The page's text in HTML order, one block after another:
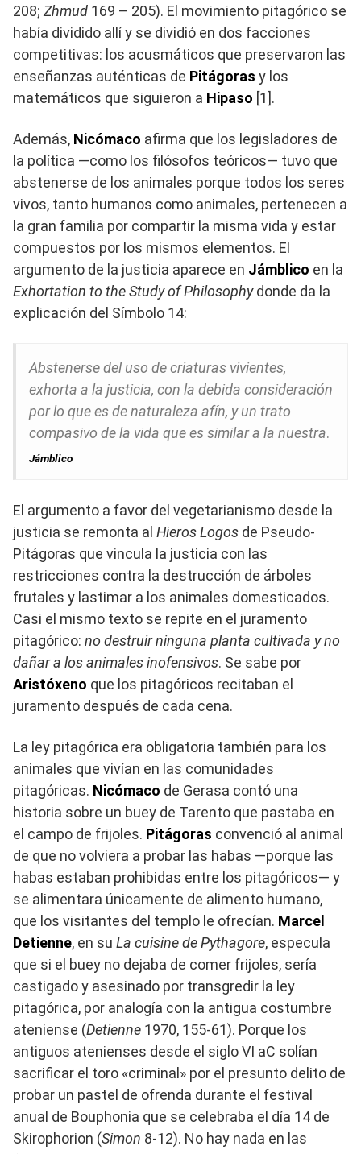
208; Zhmud 169 – 205). El movimiento pitagórico se
había dividido allí y se dividió en dos facciones
competitivas: los acusmáticos que preservaron las
enseñanzas auténticas de Pitágoras y los
matemáticos que siguieron a Hipaso [1].
Además, Nicómaco afirma que los legisladores de
la política —como los filósofos teóricos— tuvo que
abstenerse de los animales porque todos los seres
vivos, tanto humanos como animales, pertenecen a
la gran familia por compartir la misma vida y estar
compuestos por los mismos elementos. El
argumento de la justicia aparece en Jámblico en la
Exhortation to the Study of Philosophydonde da la
explicación del Símbolo 14:
Abstenerse del uso de criaturas vivientes,
exhorta a la justicia, con la debida consideración
por lo que es de naturaleza afín, y un trato
compasivo de la vida que es similar a la nuestra.
Jámblico
El argumento a favor del vegetarianismo desde la
justicia se remonta al Hieros Logos de Pseudo-
Pitágoras que vincula la justicia con las
restricciones contra la destrucción de árboles
frutales y lastimar a los animales domesticados.
Casi el mismo texto se repite en el juramento
pitagórico: no destruir ninguna planta cultivada y no
dañar a los animales inofensivos. Se sabe por
Aristóxeno que los pitagóricos recitaban el
juramento después de cada cena.
La ley pitagórica era obligatoria también para los
animales que vivían en las comunidades
pitagóricas. Nicómaco de Gerasa contó una
historia sobre un buey de Tarento que pastaba en
el campo de frijoles. Pitágoras convenció al animal
de que no volviera a probar las habas —porque las
habas estaban prohibidas entre los pitagóricos— y
se alimentara únicamente de alimento humano,
que los visitantes del templo le ofrecían. Marcel
Detienne, en su La cuisine de Pythagore, especula
que si el buey no dejaba de comer frijoles, sería
castigado y asesinado por transgredir la ley
pitagórica, por analogía con la antigua costumbre
ateniense (Detienne 1970, 155-61). Porque los
antiguos atenienses desde el siglo VI aC solían
sacrificar el toro «criminal» por el presunto delito de
probar un pastel de ofrenda durante el festival
anual de Bouphonia que se celebraba el día 14 de
Skirophorion (Simon 8-12). No hay nada en las